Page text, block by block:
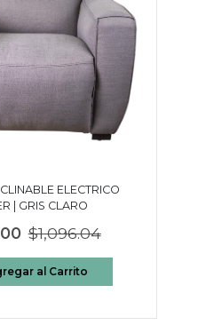
ELECTRICO
| GRIS CLARO
$1,096.04
al Carrito